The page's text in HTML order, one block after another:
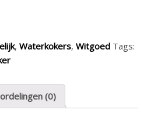
, Waterkokers, Witgoed Tags:
(0)